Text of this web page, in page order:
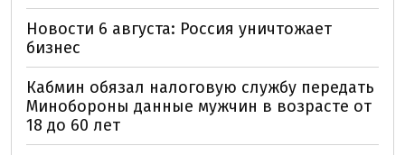
Новости 6 августа: Россия уничтожает
бизнес
Кабмин обязал налоговую службу передать
Минобороны данные мужчин в возрасте от
18 до 60 лет